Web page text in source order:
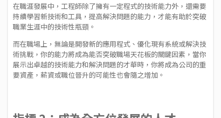
在職涯發展中，工程師除了擁有一定程式的技術能力外，還需要
持續學習新技術和工具，提高解決問題的能力，才能有助於突破
職業生涯中的技術性瓶頸。
而在職場上，無論是開發新的應用程式、優化現有系統或解決技
術挑戰，你的能力將成為能否突破職場天花板的關鍵因素，當你
展示出卓越的技術能力和解決問題的才華時，你將成為公司的重
要資產，薪資或職位晉升的可能性也會隨之增加。